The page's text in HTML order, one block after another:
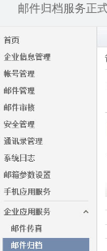
邮件归档服务正